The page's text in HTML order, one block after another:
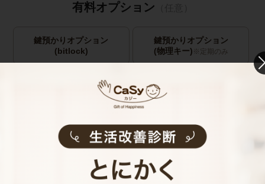
有料オプション
鍵預かりオプション
(bitlock)
鍵預かりオプション
(物理キー) ※定期のみ
キャストの指名
お見積り内容